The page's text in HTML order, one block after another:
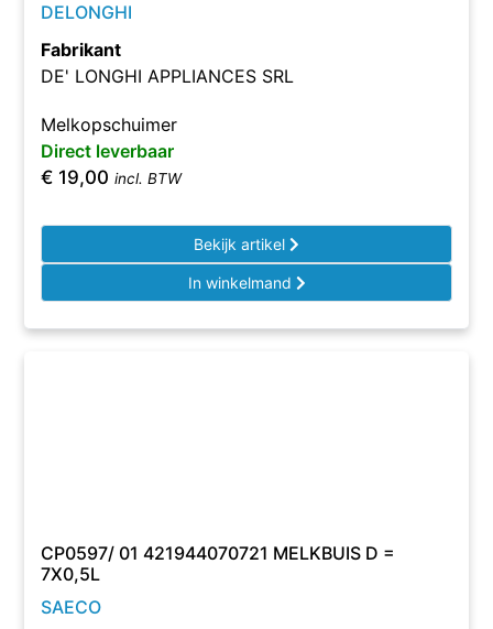
DELONGHI
Fabrikant
DE' LONGHI APPLIANCES SRL
Melkopschuimer
Direct leverbaar
€ 19,00 incl. BTW
Bekijk artikel
In winkelmand
CP0597/ 01 421944070721 MELKBUIS D =
7X0,5L
SAECO